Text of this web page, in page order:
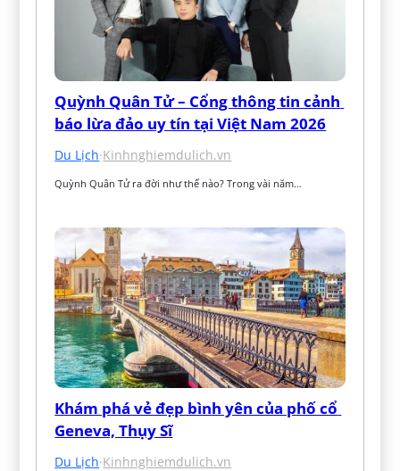
Quỳnh Quân Tử – Cổng thông tin cảnh
báo lừa đảo uy tín tại Việt Nam 2026
Du Lịch·Kinhnghiemdulich.vn
Quỳnh Quân Tử ra đời như thế nào? Trong vài năm…
Khám phá vẻ đẹp bình yên của phố cổ
Geneva, Thụy Sĩ
Du Lịch·Kinhnghiemdulich.vn